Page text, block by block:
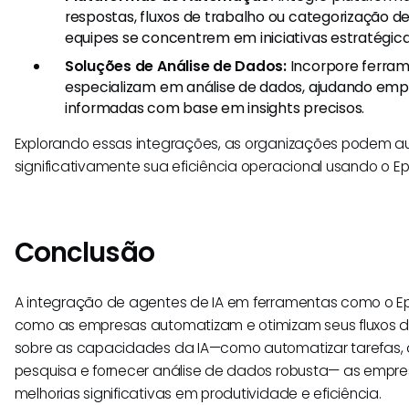
respostas, fluxos de trabalho ou categorização
equipes se concentrem em iniciativas
Soluções de Análise de Dados:Incorpore
especializam em análise de dados, ajudando
informadas com base em insights precisos.
Explorando essas integrações, as organizações podem
significativamente sua eficiência operacional usando o
Conclusão
A integração de agentes de IA em ferramentas como o
como as empresas automatizam e otimizam seus fluxos
sobre as capacidades da IA—como automatizar tarefas,
pesquisa e fornecer análise de dados robusta— as
melhorias significativas em produtividade e eficiência.